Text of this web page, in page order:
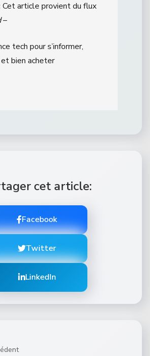
Cet article provient du flux
–
tech pour s’informer,
bien acheter
cet article:
Facebook
Twitter
LinkedIn